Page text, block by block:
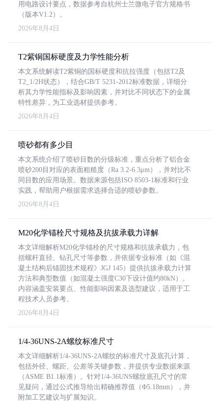
用电路设计要点，数据参考自杭州士兰微电子官方规格书
（版本V1.2）。
2026年8月4日
T2紫铜国标硬度及力学性能分析
本文系统解读T2紫铜的国标硬度和抗拉强度（包括T2及
T2_1/2H状态），结合GB/T 5231-2012标准数据，详细分
析其力学性能指标及影响因素，并对比不同状态下的金属
特性差异，为工业选材提供参考。
2026年8月4日
喷砂都有多少目
本文系统介绍了喷砂目数的分级标准，重点分析了铝合金
喷砂200目对应的表面粗糙度（Ra 3.2-6.3μm），并对比不
同目数的应用场景。数据来源包括ISO 8503-1标准和行业
实践，帮助用户根据需求选择合适的喷砂参数。
2026年8月4日
M20化学锚栓尺寸规格及抗拔承载力详解
本文详细解析M20化学锚栓的尺寸规格和抗拔承载力，包
括螺杆直径、钻孔尺寸等参数，并依据专业标准（如《混
凝土结构后锚固技术规程》JGJ 145）提供抗拔承载力计算
方法和典型数值（如混凝土强度C30下设计值约80kN）。
内容涵盖安装要点、性能影响因素及选型建议，适用于工
程技术人员参考。
2026年8月4日
1/4-36UNS-2A螺纹标准尺寸
本文详细解析1/4-36UNS-2A螺纹的标准尺寸及底孔计算，
包括外径、螺距、公差等关键参数，并提供专业数据来源
（ASME B1.1标准）。针对1/4-36UNS螺纹底孔尺寸的常
见疑问，通过公式推导给出精确推荐值（Φ5.18mm），并
附加工艺建议与扩展知识。